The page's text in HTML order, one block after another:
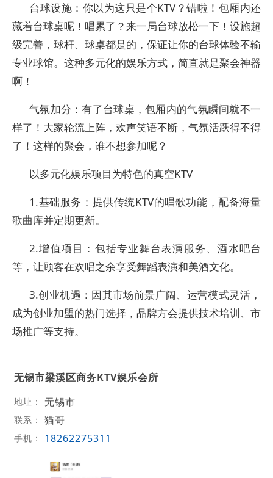
台球设施：你以为这只是个KTV？错啦！包厢内还
藏着台球桌呢！唱累了？来一局台球放松一下！设施超
级完善，球杆、球桌都是的，保证让你的台球体验不输
专业球馆。这种多元化的娱乐方式，简直就是聚会神器
啊！
气氛加分：有了台球桌，包厢内的气氛瞬间就不一
样了！大家轮流上阵，欢声笑语不断，气氛活跃得不得
了！这样的聚会，谁不想参加呢？
以多元化娱乐项目为特色的真空KTV
1.基础服务：提供传统KTV的唱歌功能，配备海量
歌曲库并定期更新。
2.增值项目：包括专业舞台表演服务、酒水吧台
等，让顾客在欢唱之余享受舞蹈表演和美酒文化。
3.创业机遇：因其市场前景广阔、运营模式灵活，
成为创业加盟的热门选择，品牌方会提供技术培训、市
场推广等支持。
无锡市梁溪区商务KTV娱乐会所
地址： 无锡市
联系： 猫哥
手机： 18262275311